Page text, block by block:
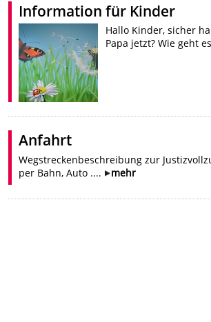
Information für Kinder
Hallo Kinder, sicher
Papa jetzt? Wie geht
Anfahrt
Wegstreckenbeschreibung zur
per Bahn, Auto ....
mehr